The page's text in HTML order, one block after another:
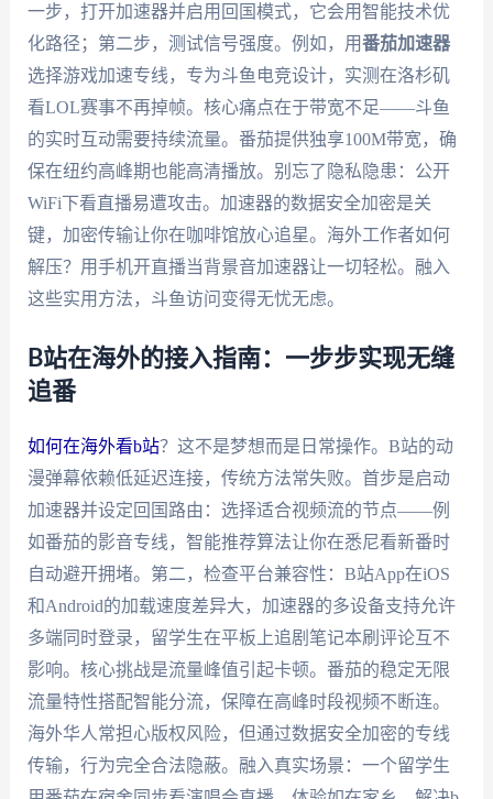
一步，打开加速器并启用回国模式，它会用智能技术优
化路径；第二步，测试信号强度。例如，用番茄加速器
选择游戏加速专线，专为斗鱼电竞设计，实测在洛杉矶
看LOL赛事不再掉帧。核心痛点在于带宽不足——斗鱼
的实时互动需要持续流量。番茄提供独享100M带宽，确
保在纽约高峰期也能高清播放。别忘了隐私隐患：公开
WiFi下看直播易遭攻击。加速器的数据安全加密是关
键，加密传输让你在咖啡馆放心追星。海外工作者如何
解压？用手机开直播当背景音加速器让一切轻松。融入
这些实用方法，斗鱼访问变得无忧无虑。
B站在海外的接入指南：一步步实现无缝
追番
如何在海外看b站？这不是梦想而是日常操作。B站的动
漫弹幕依赖低延迟连接，传统方法常失败。首步是启动
加速器并设定回国路由：选择适合视频流的节点——例
如番茄的影音专线，智能推荐算法让你在悉尼看新番时
自动避开拥堵。第二，检查平台兼容性：B站App在iOS
和Android的加载速度差异大，加速器的多设备支持允许
多端同时登录，留学生在平板上追剧笔记本刷评论互不
影响。核心挑战是流量峰值引起卡顿。番茄的稳定无限
流量特性搭配智能分流，保障在高峰时段视频不断连。
海外华人常担心版权风险，但通过数据安全加密的专线
传输，行为完全合法隐蔽。融入真实场景：一个留学生